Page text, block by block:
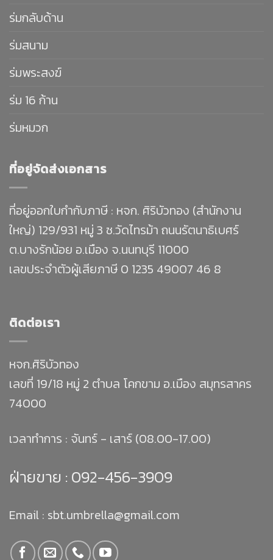
ร่มกลับด้าน
ร่มสนาม
ร่มพระสงฆ์
ร่ม 16 ก้าน
ร่มหมวก
ที่อยู่จัดส่งเอกสาร
ที่อยู่ออกใบกำกับภาษี : หจก. ศิริบัวทอง (สำนักงาน
ใหญ่) 129/931 หมู่ 3 ซ.วัดไทรม้า ถนนรัตนาธิเบศร์
ต.บางรักน้อย อ.เมือง จ.นนทบุรี 11000
เลขประจำตัวผู้เสียภาษี 0 1235 49007 46 8
ติดต่อเรา
หจก.ศิริบัวทอง
เลขที่ 19/18 หมู่ 2 ตำบล โคกขาม อ.เมือง สมุทรสาคร
74000
เวลาทำการ : จันทร์ - เสาร์ (08.00-17.00)
ฝ่ายขาย : 092-456-3909
Email : sbt.umbrella@gmail.com